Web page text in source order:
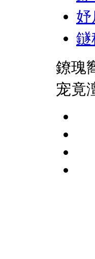
鐐瑰
宠竟